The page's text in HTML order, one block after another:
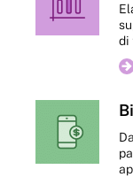
Lyft
Stati
di